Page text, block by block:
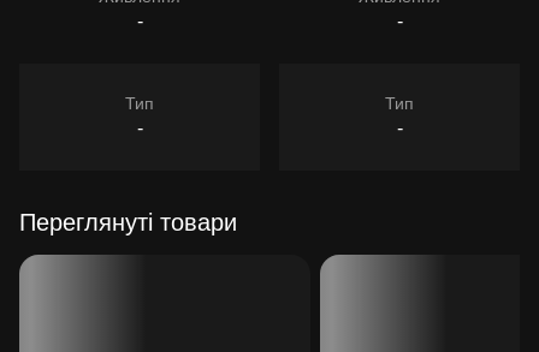
-
Тип
-
-
Тип
-
Переглянуті товари